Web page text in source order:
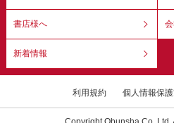
書店様へ
新着情報
利用規約 個人情報保